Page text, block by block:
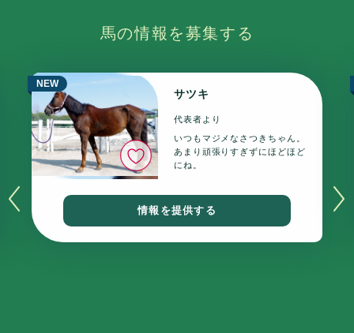
馬の情報を募集する
NEW
いいね
サツキ
代表者より
いつもマジメなさつきちゃん。
あまり頑張りすぎずにほどほど
にね。
情報を提供する